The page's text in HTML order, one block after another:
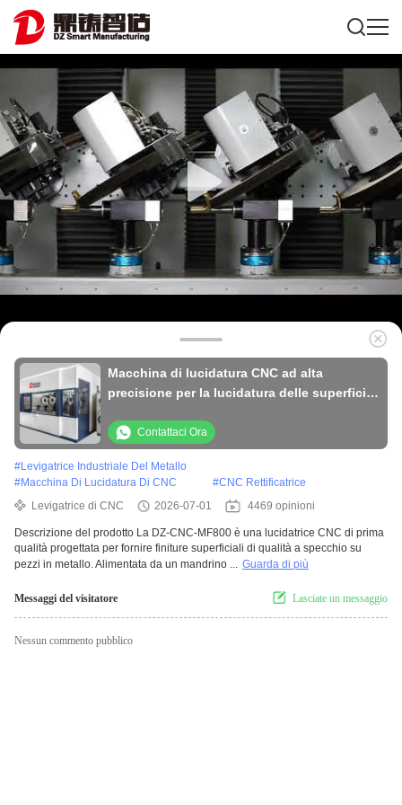
Macchina di lucidatura CNC ad alta
precisione per la lucidatura delle superfici
Contattaci Ora
#Levigatrice Industriale Del Metallo
#Macchina Di Lucidatura Di CNC #CNC Rettificatrice
Levigatrice di CNC
2026-07-01 4469 opinioni
Descrizione del prodotto La DZ-CNC-MF800 è una lucidatrice CNC di prima
qualità progettata per fornire finiture superficiali di qualità a specchio su
pezzi in metallo. Alimentata da un mandrino ... Guarda di più
Messaggi del visitatore Lasciate un messaggio
Nessun commento pubblico